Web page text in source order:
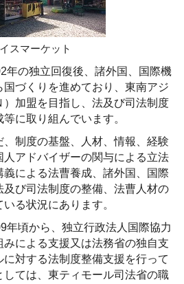
スマーケット
の独立回復後、諸外国、国際機
づくりを進めており、東南アジ
加盟を目指し、法及び司法制度
に取り組んでいます。
制度の基盤、人材、情報、経験
アドバイザーの関与による立法
による法曹養成、諸外国、国際
び司法制度の整備、法曹人材の
る状況にあります。
頃から、独立行政法人国際協力
による支援又は法務省の独自支
対する法制度整備支援を行って
しては、東ティモール司法省の職